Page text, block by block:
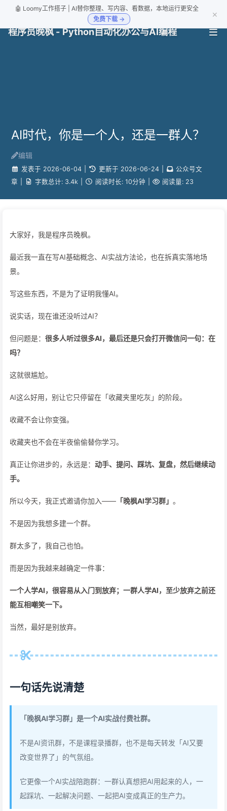
🤖 Loomy工作搭子 | AI替你整理、写内容、看数据，本地运行更安全
免费下载 →
×
程序员晚枫 - Python自动化办公与AI编程
AI时代，你是一个人，还是一群人？
编辑
发表于 2026-06-04 更新于 2026-06-24
公众号文
章
字数总计: 3.4k 阅读时长: 10分钟 阅读量: 23
大家好，我是程序员晚枫。
最近我一直在写AI基础概念、AI实战方法论，也在拆真实落地场
景。
写这些东西，不是为了证明我懂AI。
说实话，现在谁还没听过AI？
但问题是： 很多人听过很多AI，最后还是只会打开微信问一句：在
吗？
这就很尴尬。
AI这么好用，别让它只停留在「收藏夹里吃灰」的阶段。
收藏不会让你变强。
收藏夹也不会在半夜偷偷替你学习。
真正让你进步的，永远是： 动手、提问、踩坑、复盘，然后继续动
手。
所以今天，我正式邀请你加入—— 「晚枫AI学习群」 。
不是因为我想多建一个群。
群太多了，我自己也怕。
而是因为我越来越确定一件事：
一个人学AI，很容易从入门到放弃；一群人学AI，至少放弃之前还
能互相嘲笑一下。
当然，最好是别放弃。
一句话先说清楚
「晚枫AI学习群」是一个AI实战付费社群。
不是AI资讯群，不是课程录播群，也不是每天转发「AI又要
改变世界了」的气氛组。
它更像一个AI实战陪跑群：一群认真想把AI用起来的人，一
起踩坑、一起解决问题、一起把AI变成真正的生产力。